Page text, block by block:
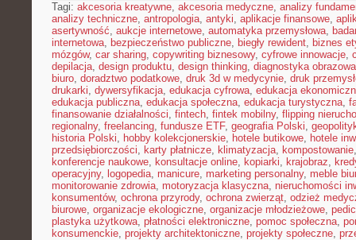
Tagi: akcesoria kreatywne, akcesoria medyczne, analizy
analizy techniczne, antropologia, antyki, aplikacje finansowe,
asertywność, aukcje internetowe, automatyka przemysłowa,
internetowa, bezpieczeństwo publiczne, biegły rewident, biznes
mózgów, car sharing, copywriting biznesowy, cyfrowe innowacje,
depilacja, design produktu, design thinking, diagnostyka obrazowa
biuro, doradztwo podatkowe, druk 3d w medycynie, druk
drukarki, dywersyfikacja, edukacja cyfrowa, edukacja
edukacja publiczna, edukacja społeczna, edukacja turystyczna,
finansowanie działalności, fintech, fintek mobilny, flipping
regionalny, freelancing, fundusze ETF, geografia Polski,
historia Polski, hobby kolekcjonerskie, hotele butikowe, hotele
przedsiębiorczości, karty płatnicze, klimatyzacja, kompostowanie
konferencje naukowe, konsultacje online, kopiarki, krajobraz,
operacyjny, logopedia, manicure, marketing personalny, meble
monitorowanie zdrowia, motoryzacja klasyczna, nieruchomości
konsumentów, ochrona przyrody, ochrona zwierząt, odzież
biurowe, organizacje ekologiczne, organizacje młodzieżowe,
plastyka użytkowa, płatności elektroniczne, pomoc społeczna,
konsumenckie, projekty architektoniczne, projekty społeczne,